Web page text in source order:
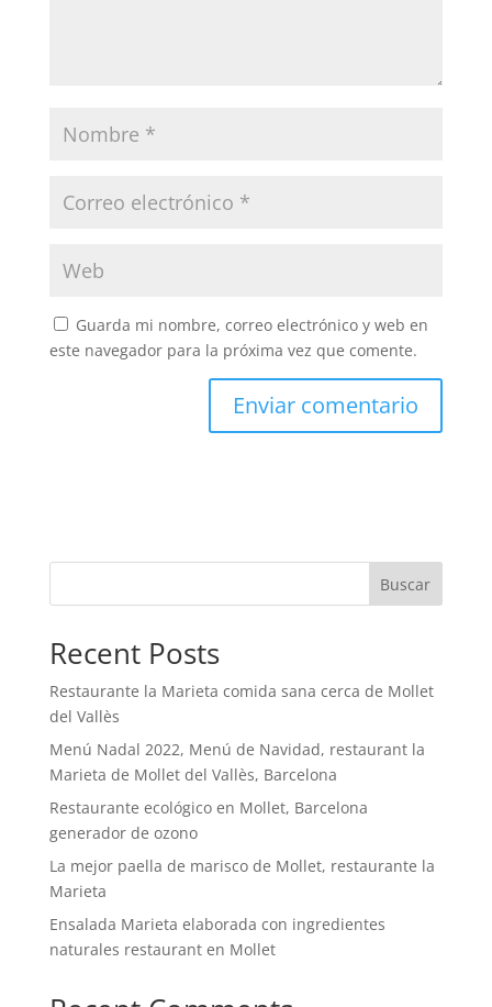
Guarda mi nombre, correo electrónico y web en
este navegador para la próxima vez que comente.
Buscar
Recent Posts
Restaurante la Marieta comida sana cerca de Mollet
del Vallès
Menú Nadal 2022, Menú de Navidad, restaurant la
Marieta de Mollet del Vallès, Barcelona
Restaurante ecológico en Mollet, Barcelona
generador de ozono
La mejor paella de marisco de Mollet, restaurante la
Marieta
Ensalada Marieta elaborada con ingredientes
naturales restaurant en Mollet